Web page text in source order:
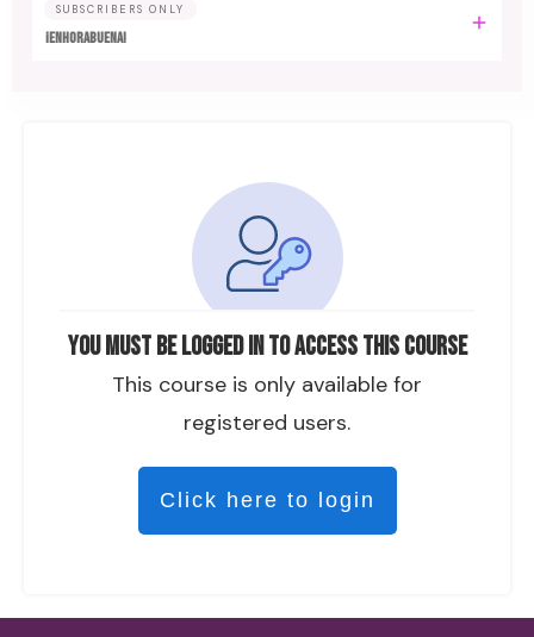
You must be logged in to access this course
This course is only available for
registered users.
Click here to login
SUBSCRIBERS ONLY
¡Enhorabuena!